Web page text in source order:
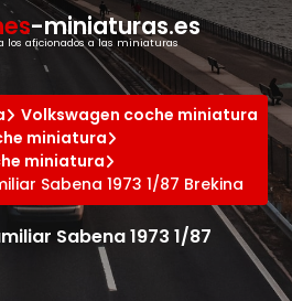
-miniaturas.es
los aficionados a las miniaturas
Volkswagen coche miniatura
miniatura
miniatura
Sabena 1973 1/87 Brekina
Sabena 1973 1/87